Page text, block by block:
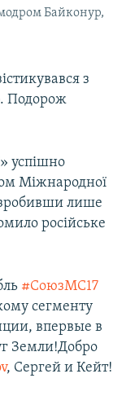
Байконур,
з
Подорож
успішно
Міжнародної
зробивши лише
російське
#СоюзМС17
сегменту
впервые в
Земли!Добро
, Сергей и Кейт!